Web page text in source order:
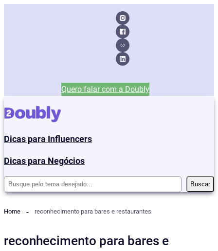
Quero falar com a Doubly
Dicas para Influencers
Dicas para Negócios
Pesquisar Buscar
Home reconhecimento para bares e restaurantes
reconhecimento para bares e